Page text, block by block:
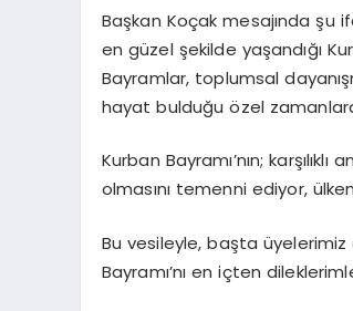
Başkan Koçak mesajında şu
en güzel şekilde yaşandığı
Bayramlar, toplumsal
hayat bulduğu özel
Kurban Bayramı’nın;
olmasını temenni ediyor,
Bu vesileyle, başta
Bayramı’nı en içten